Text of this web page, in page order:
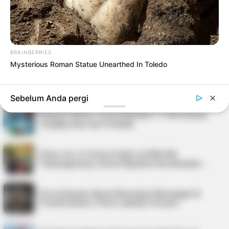
Pasir Laut di Pulau Buru
PLN Indonesia Power Paparkan Langkah
Pemulihan Listrik Karimun, Tambah PLTD 6 MW…
2026, Ada Tour de Bintan hingga Festi…
Nelayan Bintan Terima Bantuan 11 Unit Sarana
BRAINBERRIES
Mysterious Roman Statue Unearthed In Toledo
Sebelum Anda pergi